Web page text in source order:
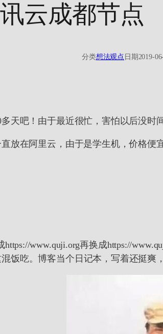
云成都节点
分类想法观点 日期2019-
天吧！由于最近很忙，害怕以后没时
放在阿里云，由于是学生机，价格
www.quji.org再换成https://
饭吃。博客当个日记本，写着还挺爽